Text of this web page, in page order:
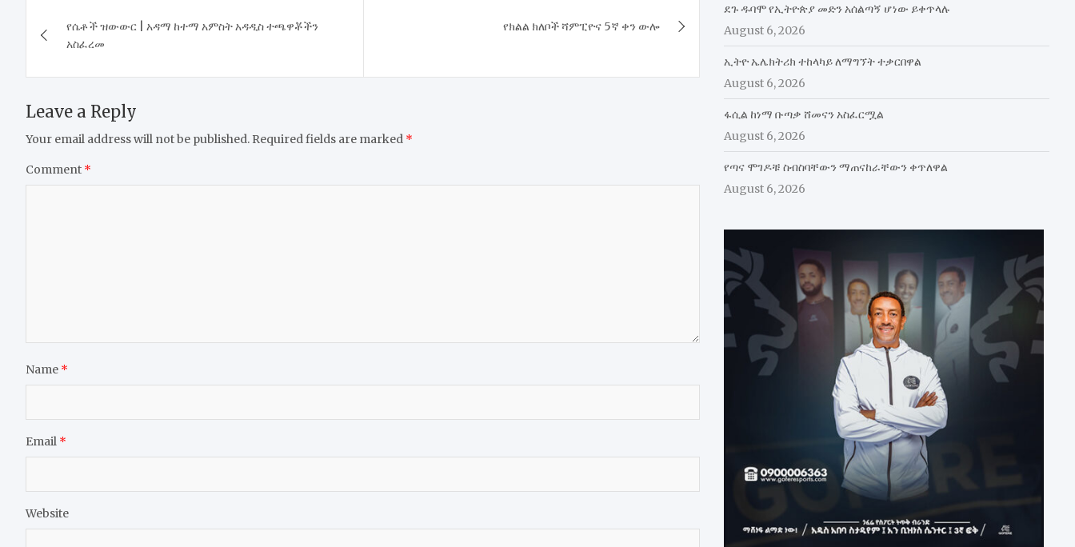
navigation
የሴቶች ዝውውር | አዳማ ከተማ አምስት አዳዲስ ተጫዋቾችን
አስፈረመ
የክልል ክለቦች ሻምፒዮና 5ኛ ቀን ውሎ
Leave a Reply
Your email address will not be published. Required fields are marked *
Comment *
Name *
Email *
Website
ደጉ ዱባሞ የኢትዮጵያ መድን አሰልጣኝ ሆነው ይቀጥላሉ
August 6, 2026
ኢትዮ ኤሌክትሪክ ተከላካይ ለማግኘት ተቃርበዋል
August 6, 2026
ፋሲል ከነማ ቡጣቃ ሸመናን አስፈርሟል
August 6, 2026
የጣና ሞገዶቹ ስብስባቸውን ማጠናከራቸውን ቀጥለዋል
August 6, 2026